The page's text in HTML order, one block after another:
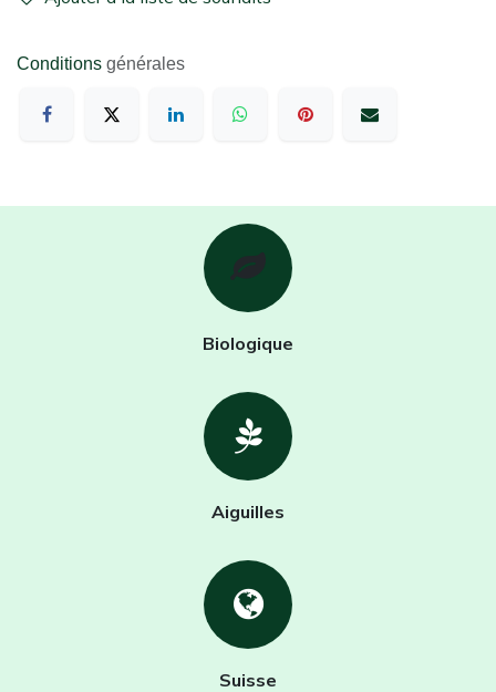
Conditions générales
Biologique
Aiguilles
Suisse